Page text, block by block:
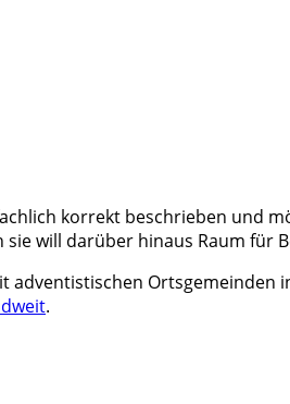
korrekt beschrieben und
will darüber hinaus Raum für
adventistischen Ortsgemeinden
.